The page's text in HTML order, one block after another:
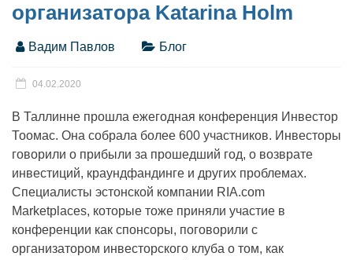
организатора Katarina Holm
Вадим Павлов Блог
04.02.2020
В Таллинне прошла ежегодная конференция Инвестор
Тоомас. Она собрала более 600 участников. Инвесторы
говорили о прибыли за прошедший год, о возврате
инвестиций, краундфандинге и других проблемах.
Специалисты эстонской компании RIA.com
Marketplaces, которые тоже приняли участие в
конференции как спонсоры, поговорили с
организатором инвесторского клуба о том, как